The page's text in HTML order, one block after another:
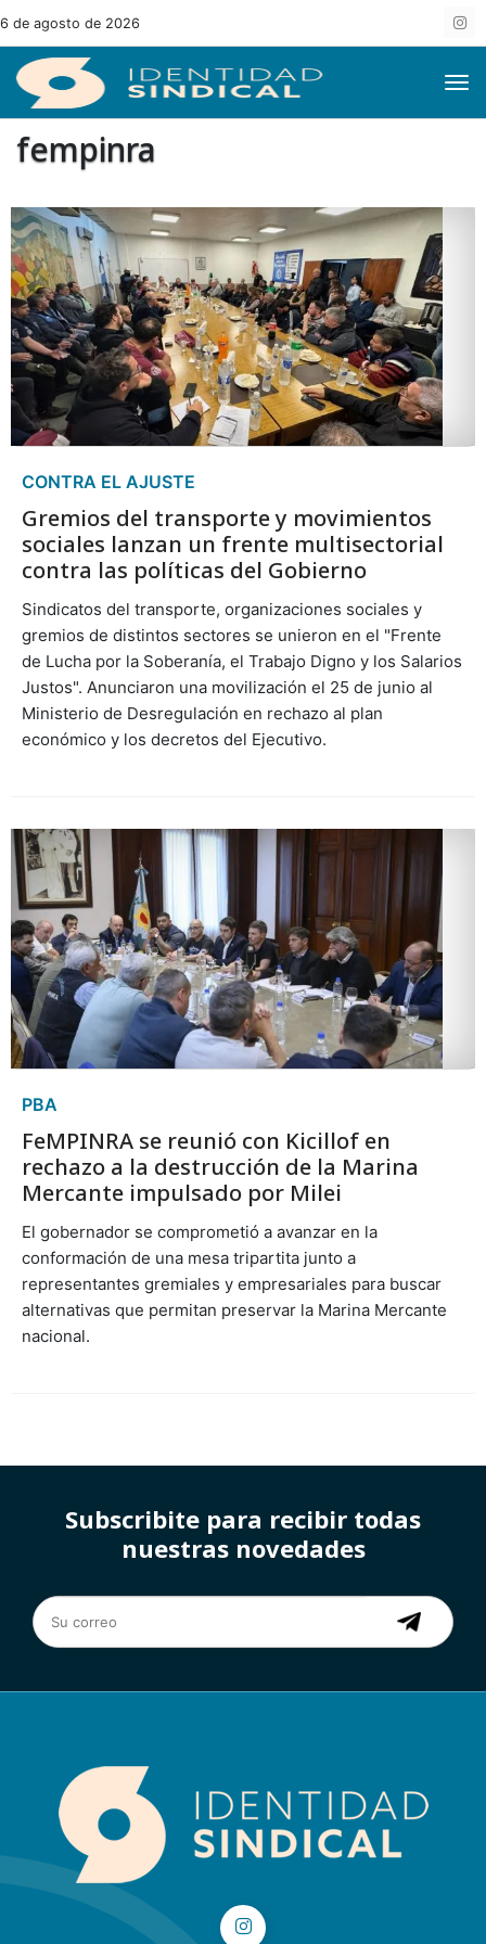
6 de agosto de 2026
fempinra
CONTRA EL AJUSTE
Gremios del transporte y movimientos
sociales lanzan un frente multisectorial
contra las políticas del Gobierno
Sindicatos del transporte, organizaciones sociales y
gremios de distintos sectores se unieron en el "Frente
de Lucha por la Soberanía, el Trabajo Digno y los Salarios
Justos". Anunciaron una movilización el 25 de junio al
Ministerio de Desregulación en rechazo al plan
económico y los decretos del Ejecutivo.
PBA
FeMPINRA se reunió con Kicillof en
rechazo a la destrucción de la Marina
Mercante impulsado por Milei
El gobernador se comprometió a avanzar en la
conformación de una mesa tripartita junto a
representantes gremiales y empresariales para buscar
alternativas que permitan preservar la Marina Mercante
nacional.
Subscribite para recibir todas
nuestras novedades